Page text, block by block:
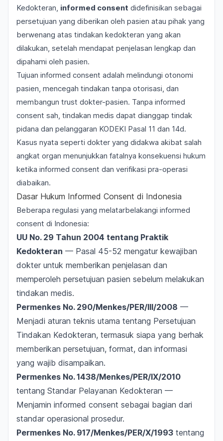
Kedokteran, informed consent didefinisikan sebagai
persetujuan yang diberikan oleh pasien atau pihak yang
berwenang atas tindakan kedokteran yang akan
dilakukan, setelah mendapat penjelasan lengkap dan
dipahami oleh pasien.
Tujuan informed consent adalah melindungi otonomi
pasien, mencegah tindakan tanpa otorisasi, dan
membangun trust dokter-pasien. Tanpa informed
consent sah, tindakan medis dapat dianggap tindak
pidana dan pelanggaran KODEKI Pasal 11 dan 14d.
Kasus nyata seperti dokter yang didakwa akibat salah
angkat organ menunjukkan fatalnya konsekuensi hukum
ketika informed consent dan verifikasi pra-operasi
diabaikan.
Dasar Hukum Informed Consent di Indonesia
Beberapa regulasi yang melatarbelakangi informed
consent di Indonesia:
UU No. 29 Tahun 2004 tentang Praktik
Kedokteran — Pasal 45-52 mengatur kewajiban
dokter untuk memberikan penjelasan dan
memperoleh persetujuan pasien sebelum melakukan
tindakan medis.
Permenkes No. 290/Menkes/PER/III/2008 —
Menjadi aturan teknis utama tentang Persetujuan
Tindakan Kedokteran, termasuk siapa yang berhak
memberikan persetujuan, format, dan informasi
yang wajib disampaikan.
Permenkes No. 1438/Menkes/PER/IX/2010
tentang Standar Pelayanan Kedokteran —
Menjamin informed consent sebagai bagian dari
standar operasional prosedur.
Permenkes No. 917/Menkes/PER/X/1993 tentang